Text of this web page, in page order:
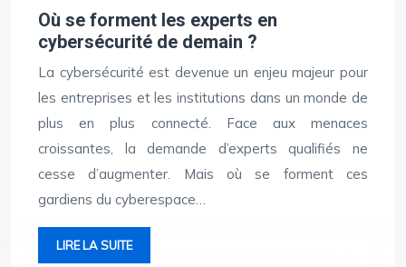
Où se forment les experts en
cybersécurité de demain ?
La cybersécurité est devenue un enjeu majeur pour
les entreprises et les institutions dans un monde de
plus en plus connecté. Face aux menaces
croissantes, la demande d’experts qualifiés ne
cesse d’augmenter. Mais où se forment ces
gardiens du cyberespace…
LIRE LA SUITE